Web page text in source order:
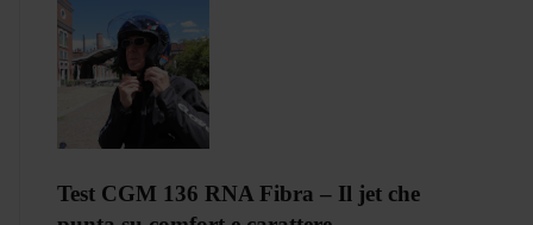
Test CGM 136 RNA Fibra – Il jet che